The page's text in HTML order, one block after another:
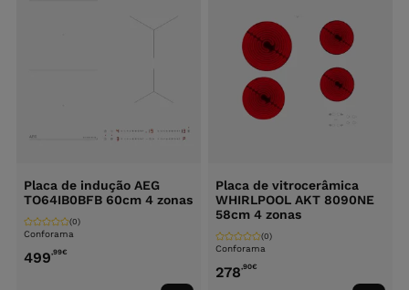
Placa de indução AEG
TO64IB0BFB 60cm 4 zonas
Conforama
(0)
499,99€
Placa de vitrocerâmica
WHIRLPOOL AKT 8090NE
58cm 4 zonas
Conforama
(0)
278,90€